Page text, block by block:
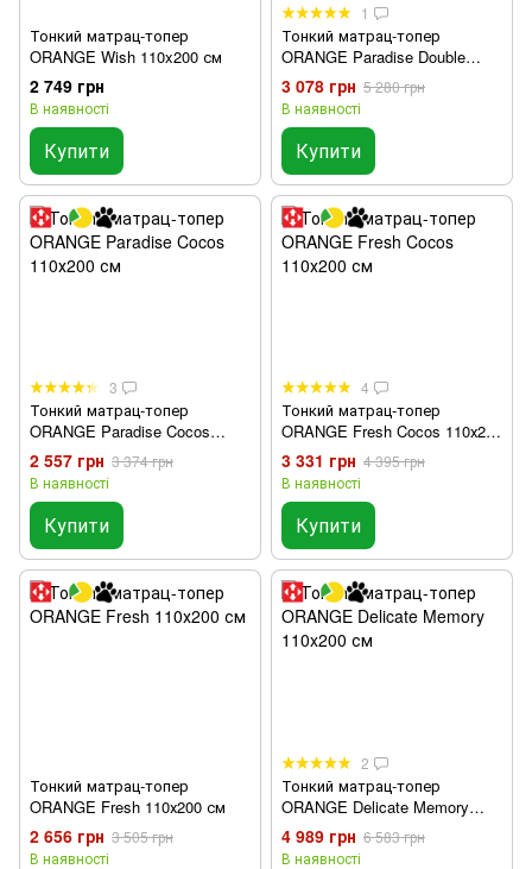
Тонкий матрац-топер
ORANGE Wish 110x200 см
2 749 грн
В наявності
Купити
1
Тонкий матрац-топер
ORANGE Paradise Double
110х200 см
3 078 грн 5 280 грн
В наявності
Купити
3
Тонкий матрац-топер
ORANGE Paradise Cocos
110х200 см
2 557 грн 3 374 грн
В наявності
Купити
4
Тонкий матрац-топер
ORANGE Fresh Cocos 110х200
см
3 331 грн 4 395 грн
В наявності
Купити
Тонкий матрац-топер
ORANGE Fresh 110х200 см
2 656 грн 3 505 грн
В наявності
2
Тонкий матрац-топер
ORANGE Delicate Memory
110x200 см
4 989 грн 6 583 грн
В наявності